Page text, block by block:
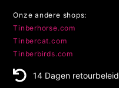
Onze andere shops:
Tinberhorse.com
Tinbercat.com
Tinberbirds.com
14 Dagen retourbeleid